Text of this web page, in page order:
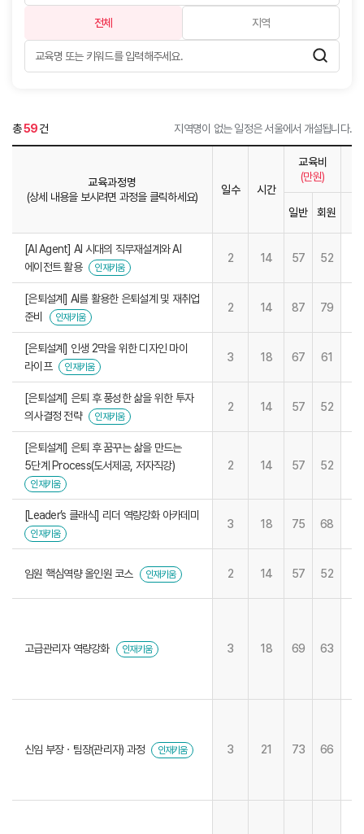
전체 지역
총59건 지역명이 없는 일정은 서울에서 개설됩니다.
교육과정명
(상세 내용을 보시려면 과정을 클릭하세요)
일수 시간
교육비
(만원)
일반 회원
[AI Agent] AI 시대의 직무재설계와 AI
에이전트 활용
인재키움
2 14 57 52
[은퇴설계] AI를 활용한 은퇴설계 및 재취업
준비
인재키움
2 14 87 79
[은퇴설계] 인생 2막을 위한 디자인 마이
라이프
인재키움
3 18 67 61
[은퇴설계] 은퇴 후 풍성한 삶을 위한 투자
의사결정 전략
인재키움
2 14 57 52
[은퇴설계] 은퇴 후 꿈꾸는 삶을 만드는
5단계 Process(도서제공, 저자직강)
인재키움
2 14 57 52
[Leader’s 클래식] 리더 역량강화 아카데미
인재키움
3 18 75 68
임원 핵심역량 올인원 코스 인재키움 2 14 57 52
고급관리자 역량강화 인재키움 3 18 69 63
신임 부장ㆍ팀장(관리자) 과정 인재키움 3 21 73 66